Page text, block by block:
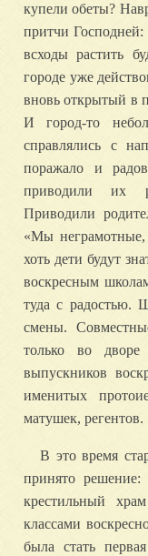
купели обеты?
притчи Господней:
всходы растить
городе уже
вновь открытый в
И город-то
справлялись с
поражало и
приводили их
Приводили
«Мы
хоть дети будут
воскресным
туда с радостью.
смены.
только во
выпускников
именитых
матушек, регентов.
В это время
принято решение:
крестильный
классами
была стать